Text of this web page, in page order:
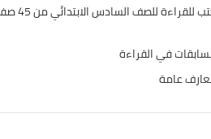
للقراءة للصف السادس الابتدائي من 45 صفحة
في القراءة
عامة